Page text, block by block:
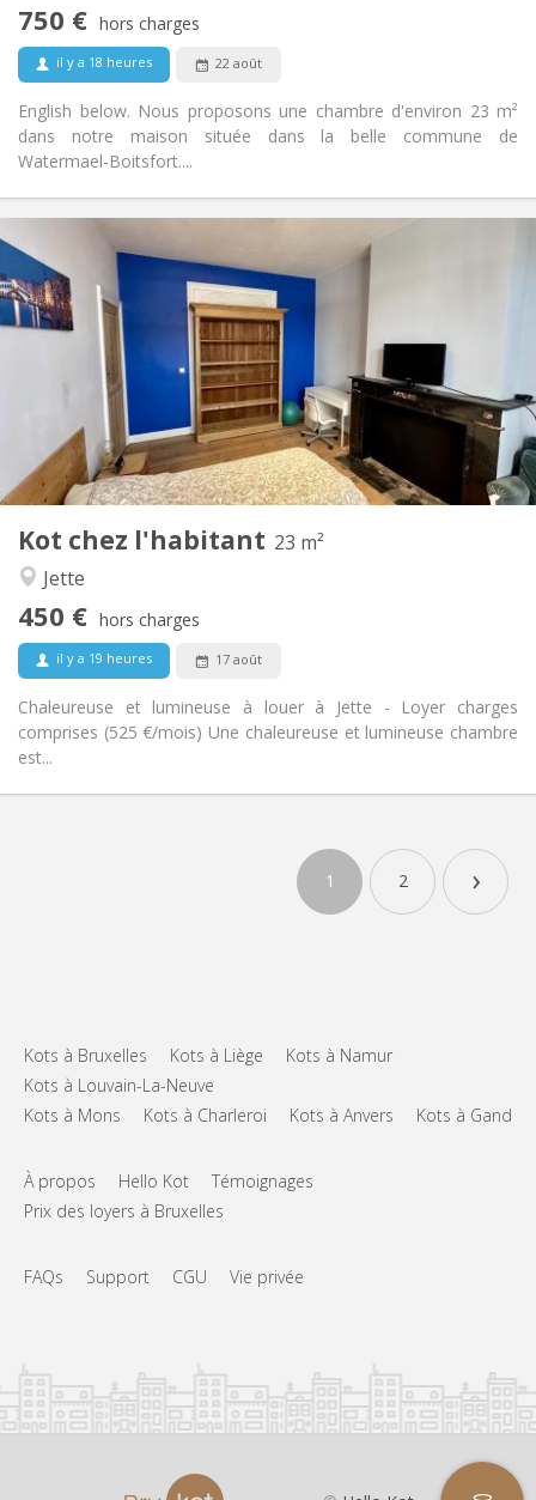
750 € hors charges
il y a 18 heures 22 août
English below. Nous proposons une chambre d'environ 23 m²
dans notre maison située dans la belle commune de
Watermael-Boitsfort....
Kot chez l'habitant 23 m²
Jette
450 € hors charges
il y a 19 heures 17 août
Chaleureuse et lumineuse à louer à Jette - Loyer charges
comprises (525 €/mois) Une chaleureuse et lumineuse chambre
est...
Infos Pratiques
12 mois, 11 mois, 10 mois
Domiciliation:
Non
Aménagement
Salle de bain:
Commune
Cuisine:
Privée (pièce distincte)
Superficie:
23 m
2
Pièces privées:
2
1 2 ›
Kots à Bruxelles Kots à Liège
Kots à Namur
Kots à Louvain-La-Neuve
Kots à Mons
Kots à Charleroi Kots à Anvers Kots à Gand
À propos Hello Kot
Témoignages
Prix des loyers à Bruxelles
FAQs Support CGU Vie privée